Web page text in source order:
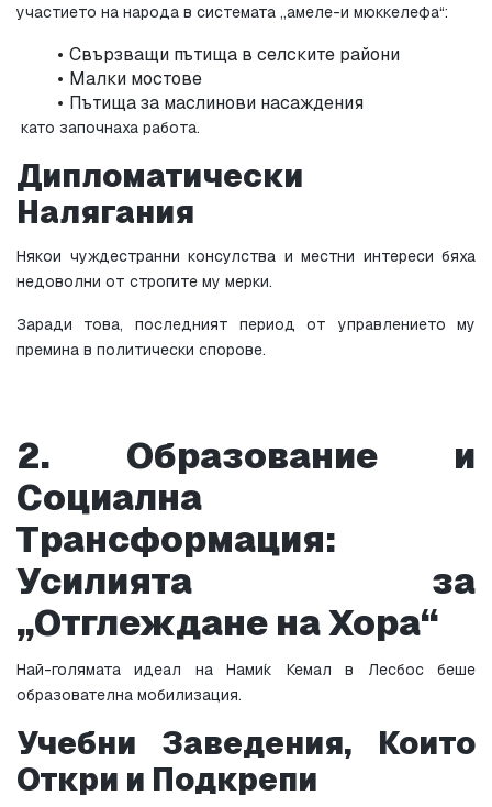
участието на народа в системата „амеле-и мюккелефа“:
Свързващи пътища в селските райони
Малки мостове
Пътища за маслинови насаждения
като започнаха работа.
Дипломатически
Налягания
Някои чуждестранни консулства и местни интереси бяха
недоволни от строгите му мерки.
Заради това, последният период от управлението му
премина в политически спорове.
2. Образование и
Социална
Трансформация:
Усилията за
„Отглеждане на Хора“
Най-голямата идеал на Нами́к Кемал в Лесбос беше
образователна мобилизация.
Учебни Заведения, Които
Откри и Подкрепи